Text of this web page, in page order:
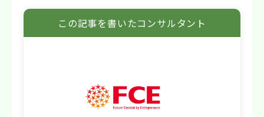
この記事を書いたコンサルタント